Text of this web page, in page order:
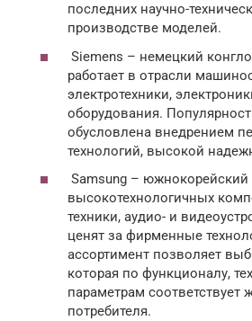
последних научно-
производстве моделей.
Siemens – немецкий
работает в отрасли
электротехники,
оборудования.
обусловлена внедрением
технологий, высокой
Samsung – южнокорейский
высокотехнологичных
техники, аудио- и
ценят за фирменные
ассортимент позволяет
которая по функционалу,
параметрам соответствует
потребителя.